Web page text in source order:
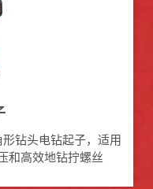
钻头电钻起子，适用
和高效地钻拧螺丝